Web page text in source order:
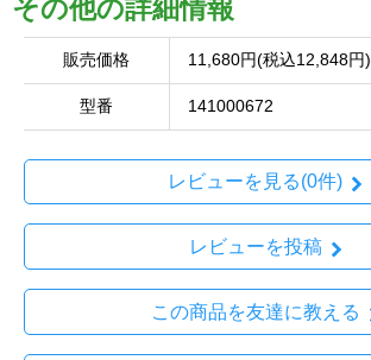
その他の詳細情報
販売価格 11,680円(税込12,848円)
型番 141000672
レビューを見る(0件)
レビューを投稿
この商品を友達に教える